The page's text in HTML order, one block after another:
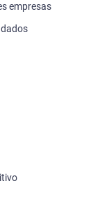
empresas